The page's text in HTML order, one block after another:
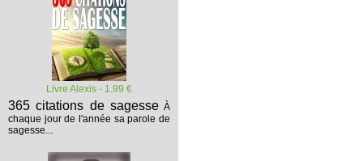
Livre Alexis - 1.99 €
365 citations de sagesse À
chaque jour de l'année sa parole de
sagesse...